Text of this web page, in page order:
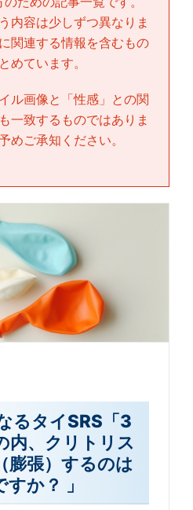
内容は少しずつ異なりま
関連する情報を含むもの
めています。
ル画像と「性感」との関
一致するものではありま
めご承知ください。
るタイSRS「3
内、クリトリス
膨張）するのは
すか？ 」